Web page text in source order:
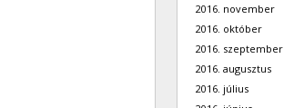
2016. november
2016. október
2016. szeptember
2016. augusztus
2016. július